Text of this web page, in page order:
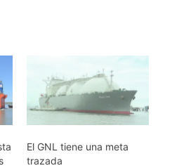
El GNL tiene una meta
trazada